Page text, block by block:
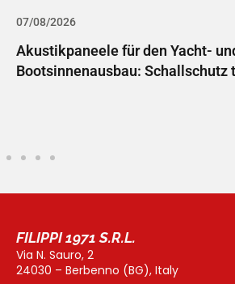
trifft Design
Marineholz
Yachtbau,
FILIPPI 1971 S.R.L.
Via N. Sauro, 2
24030 – Berbenno (BG), Italy